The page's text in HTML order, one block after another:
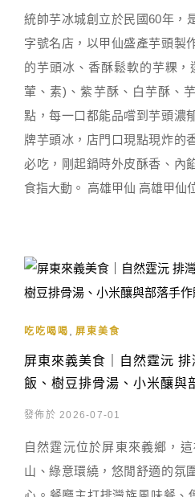
統帥芋冰城創立於民國60年，
字號名店，以甲仙盛產芋頭製
的芋頭冰、香酥鬆軟的芋粿
葷、素)、紫芋酥、白芋酥、
點，每一口都能品嚐到芋頭濃
牌芋頭冰，店門口現點現炸的
必吃，剛起鍋時外皮酥香、內
食指大動。 高雄甲仙 高雄甲仙
吃吃喝喝 屏東美食
屏東來義美食｜自然霆沅
飯、樹豆排骨湯、小米釀與
發佈於 2026-07-01
自然霆沅位於屏東來義鄉，
山、綠意環繞，悠閒舒適的氛